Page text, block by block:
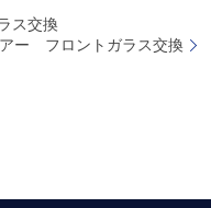
ス交換
ー フロントガラス交換